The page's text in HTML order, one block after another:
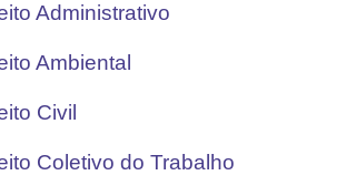
Administrativo
Ambiental
Civil
Coletivo do Trabalho